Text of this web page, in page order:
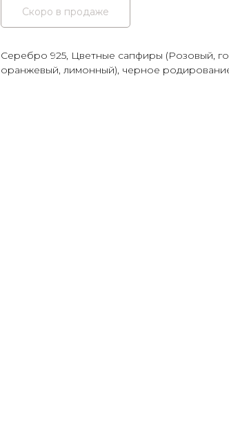
Серебро 925, Цветные сапфиры (Розовый,
оранжевый, лимонный), черное